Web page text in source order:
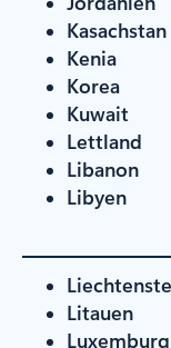
Kasachstan
Kenia
Korea
Kuwait
Lettland
Libanon
Libyen
Litauen
Luxemburg